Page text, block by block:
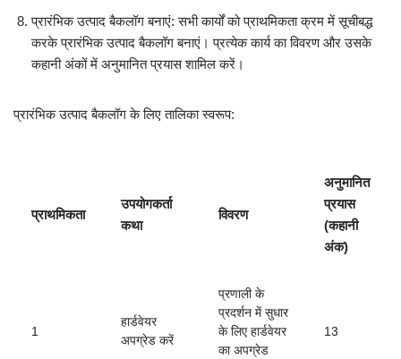
प्रारंभिक उत्पाद बैकलॉग बनाएं: सभी कार्यों को प्राथमिकता क्रम में सूचीबद्ध
करके प्रारंभिक उत्पाद बैकलॉग बनाएं। प्रत्येक कार्य का विवरण और उसके
कहानी अंकों में अनुमानित प्रयास शामिल करें।
प्रारंभिक उत्पाद बैकलॉग के लिए तालिका स्वरूप:
प्राथमिकता
उपयोगकर्ता
कथा
विवरण
अनुमानित
प्रयास
(कहानी
अंक)
1
हार्डवेयर
अपग्रेड करें
प्रणाली के
प्रदर्शन में सुधार
के लिए हार्डवेयर
का अपग्रेड
13